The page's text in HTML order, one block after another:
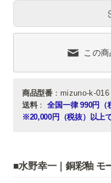
この
商品型番：mizuno-k-016
送料： 全国一律 990円（
※20,000円（税抜）以上
■水野幸一｜銅彩釉 モ